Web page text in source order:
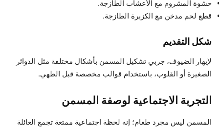
حشوة المشروم مع الأعشاب الطازجة.
قطع لحم مدخن مع الكزبرة الطازجة.
شكل التقديم
لإبهار الضيوف، جربي تشكيل المسمن بأشكال مختلفة مثل الدوائر
الصغيرة أو القلوب، باستخدام قوالب مخصصة قبل الطهي.
التجربة الاجتماعية لوصفة المسمن
المسمن ليس مجرد طعام؛ إنه لحظة اجتماعية ممتعة تجمع العائلة